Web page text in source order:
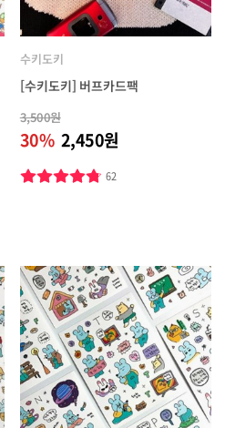
수키도키
[수키도키] 버프카드팩
3,500원
30% 2,450원
62